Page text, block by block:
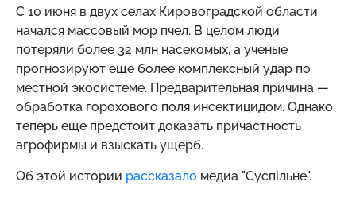
С 10 июня в двух селах Кировоградской области
начался массовый мор пчел. В целом люди
потеряли более 32 млн насекомых, а ученые
прогнозируют еще более комплексный удар по
местной экосистеме. Предварительная причина —
обработка горохового поля инсектицидом. Однако
теперь еще предстоит доказать причастность
агрофирмы и взыскать ущерб.
Об этой истории рассказало медиа "Суспільне".